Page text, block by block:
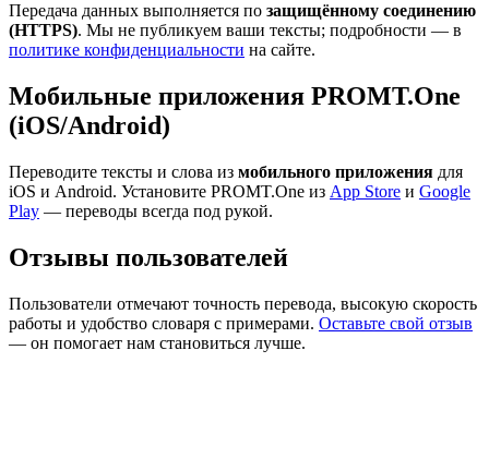
Передача данных выполняется по защищённому соединению
(HTTPS). Мы не публикуем ваши тексты; подробности — в
политике конфиденциальности на сайте.
Мобильные приложения PROMT.One
(iOS/Android)
Переводите тексты и слова из мобильного приложения для
iOS и Android. Установите PROMT.One из App Store и Google
Play — переводы всегда под рукой.
Отзывы пользователей
Пользователи отмечают точность перевода, высокую скорость
работы и удобство словаря с примерами. Оставьте свой отзыв
— он помогает нам становиться лучше.